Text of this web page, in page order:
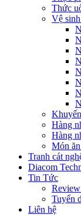
Thức
Vệ
Hàng
Hàng
Món
Tranh cát
Diacom
Tin Tức
Tuyển
Liên hệ